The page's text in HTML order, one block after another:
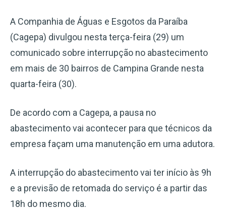
A Companhia de Águas e Esgotos da Paraíba
(Cagepa) divulgou nesta terça-feira (29) um
comunicado sobre interrupção no abastecimento
em mais de 30 bairros de Campina Grande nesta
quarta-feira (30).
De acordo com a Cagepa, a pausa no
abastecimento vai acontecer para que técnicos da
empresa façam uma manutenção em uma adutora.
A interrupção do abastecimento vai ter início às 9h
e a previsão de retomada do serviço é a partir das
18h do mesmo dia.